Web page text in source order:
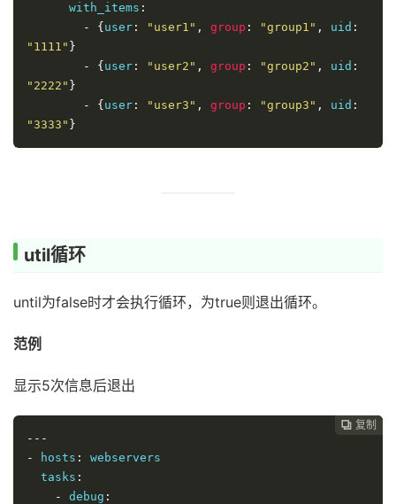
      with_items
:
-
{ user : "user1" , group : "group1" , uid :
"1111" }
-
{ user : "user2" , group : "group2" , uid :
"2222" }
-
{ user : "user3" , group : "group3" , uid :
"3333" }
util循环
until为false时才会执行循环，为true则退出循环。
范例
显示5次信息后退出
 复制
 复制
 复制
 复制
---
-
hosts :
webservers
  tasks
:
-
debug :